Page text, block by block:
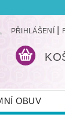
PŘIHLÁŠENÍ
OBUV